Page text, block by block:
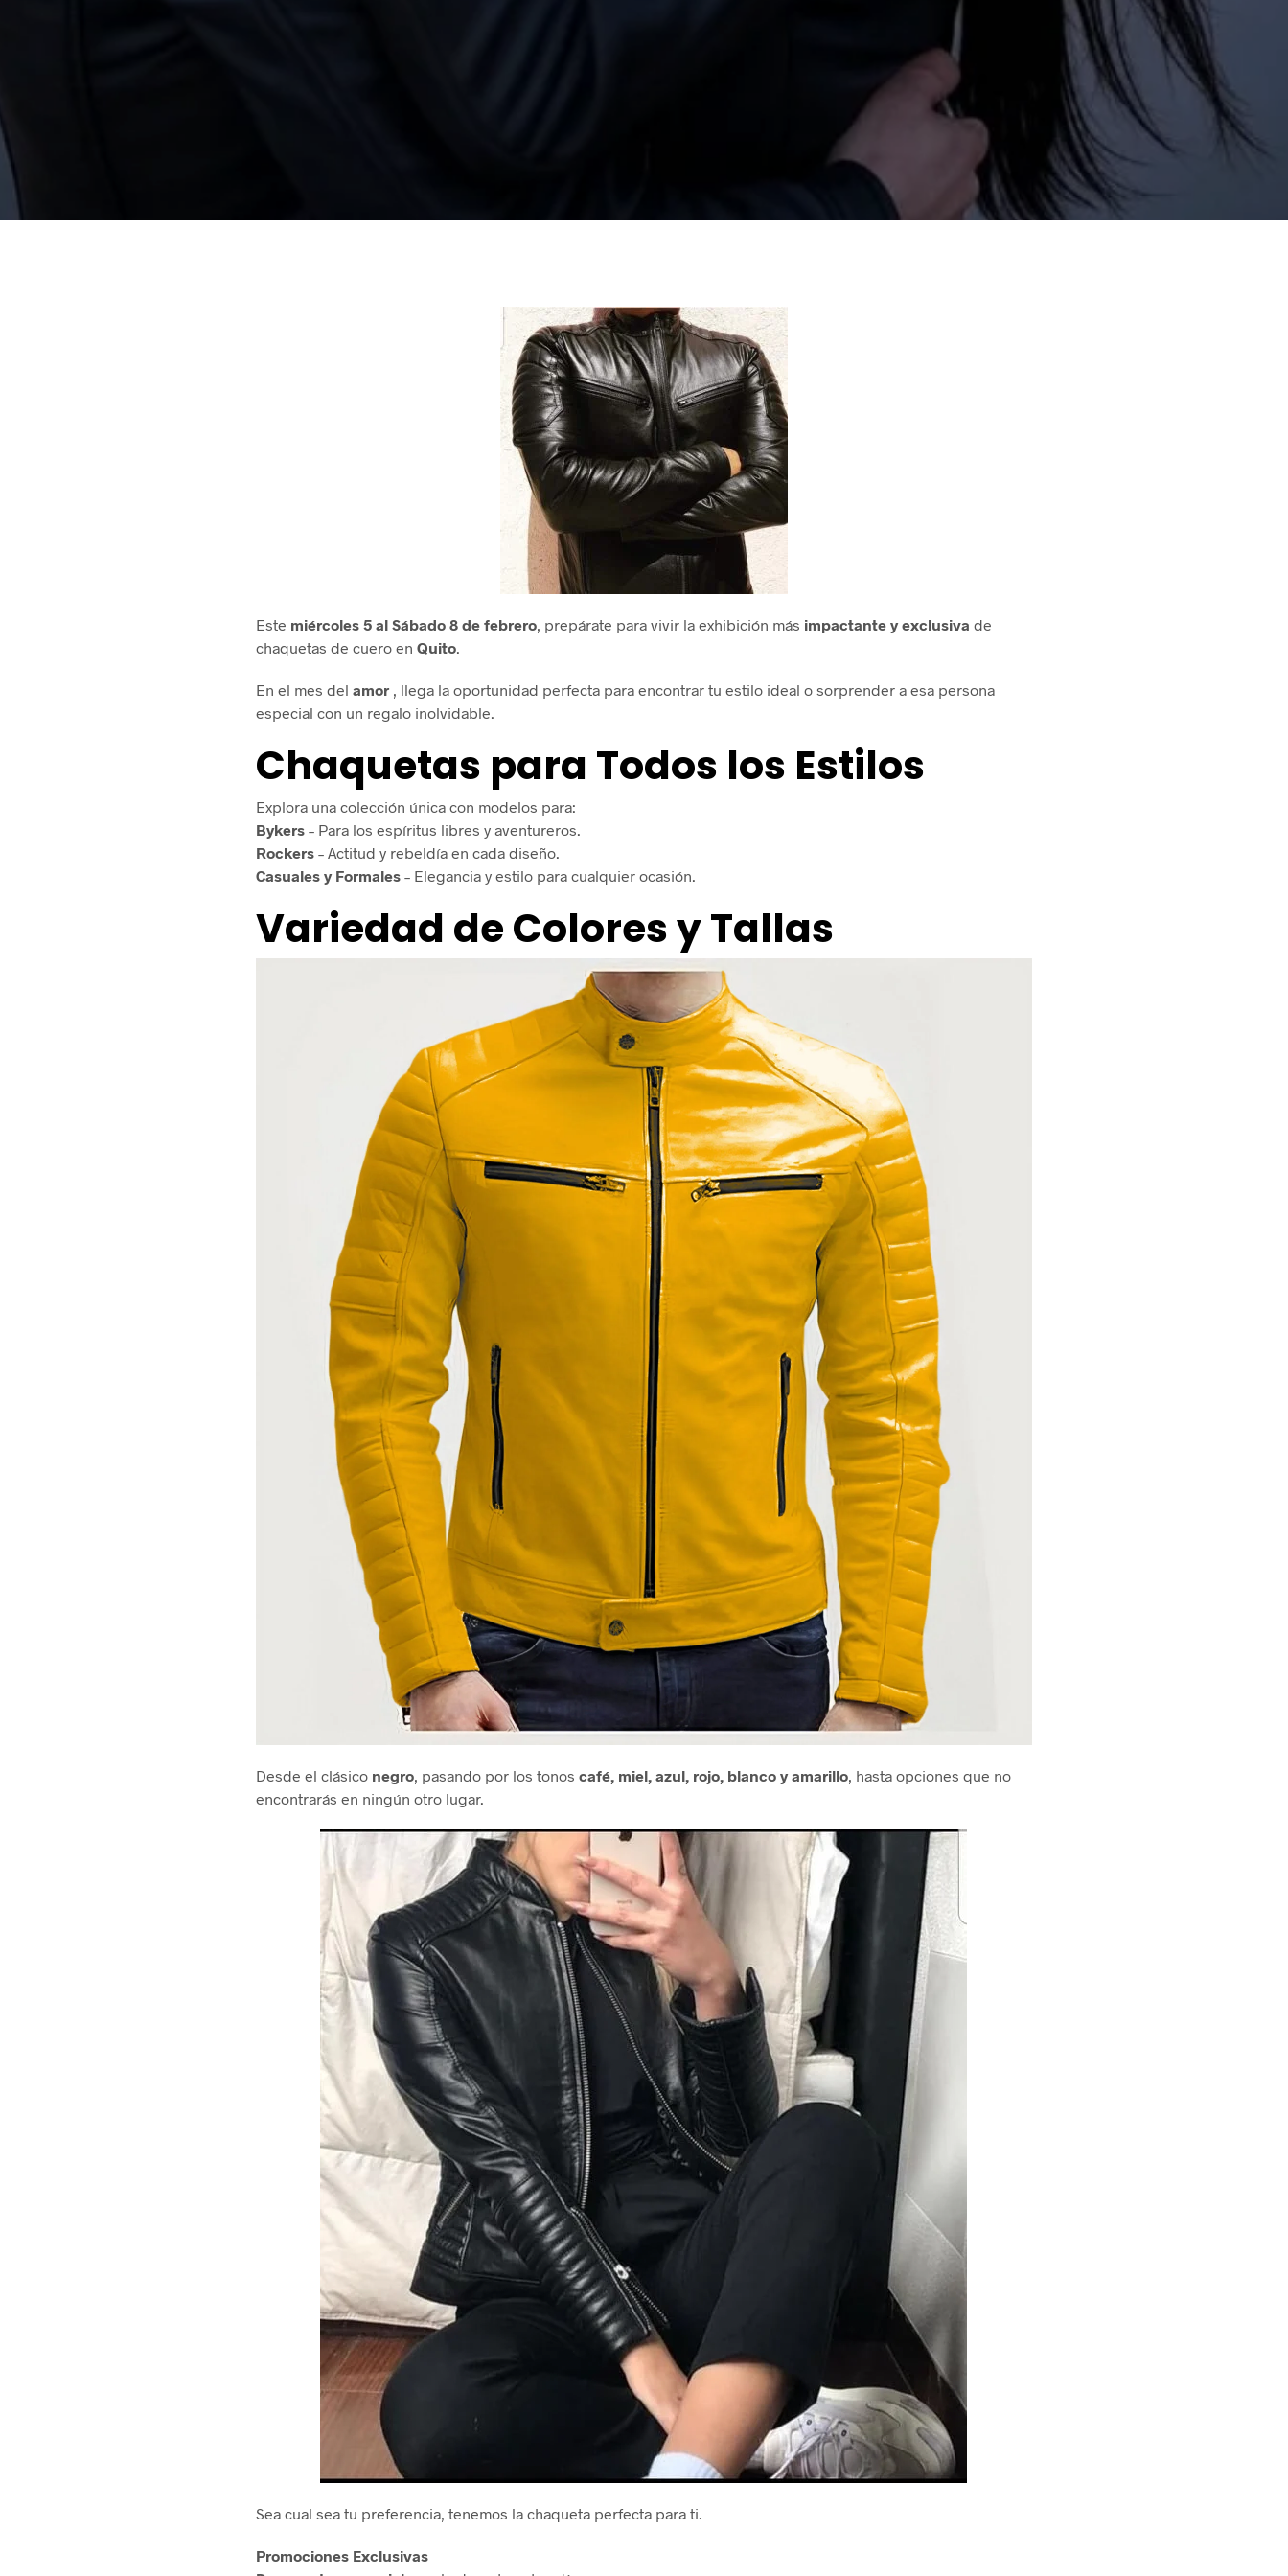
Este miércoles 5 al Sábado 8 de febrero , prepárate para vivir la exhibición más impactante y exclusiva de
chaquetas de cuero enQuito
En el mes delamor
, llega la oportunidad perfecta para encontrar tu estilo ideal o sorprender a esa persona
especial con un regalo inolvidable.
Chaquetas para Todos los Estilos
Explora una colección única con modelos para:
Bykers – Para los espíritus libres y aventureros.
Rockers – Actitud y rebeldía en cada diseño.
Casuales y Formales – Elegancia y estilo para cualquier ocasión.
Variedad de Colores y Tallas
Desde el clásico negro, pasando por los tonoscafé, miel, azul, rojo, blanco y amarillo, hasta opciones que no
encontrarás en ningún otro lugar.
Sea cual sea tu preferencia, tenemos la chaqueta perfecta para ti.
Promociones Exclusivas